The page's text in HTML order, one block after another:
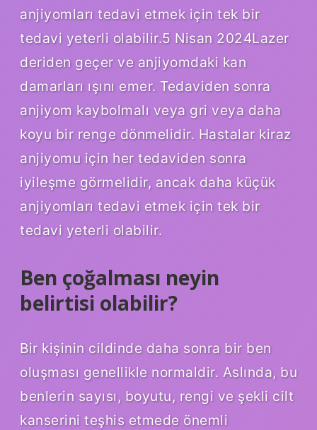
anjiyomları tedavi etmek için tek bir
tedavi yeterli olabilir.5 Nisan 2024Lazer
deriden geçer ve anjiyomdaki kan
damarları ışını emer. Tedaviden sonra
anjiyom kaybolmalı veya gri veya daha
koyu bir renge dönmelidir. Hastalar kiraz
anjiyomu için her tedaviden sonra
iyileşme görmelidir, ancak daha küçük
anjiyomları tedavi etmek için tek bir
tedavi yeterli olabilir.
Ben çoğalması neyin
belirtisi olabilir?
Bir kişinin cildinde daha sonra bir ben
oluşması genellikle normaldir. Aslında, bu
benlerin sayısı, boyutu, rengi ve şekli cilt
kanserini teşhis etmede önemli